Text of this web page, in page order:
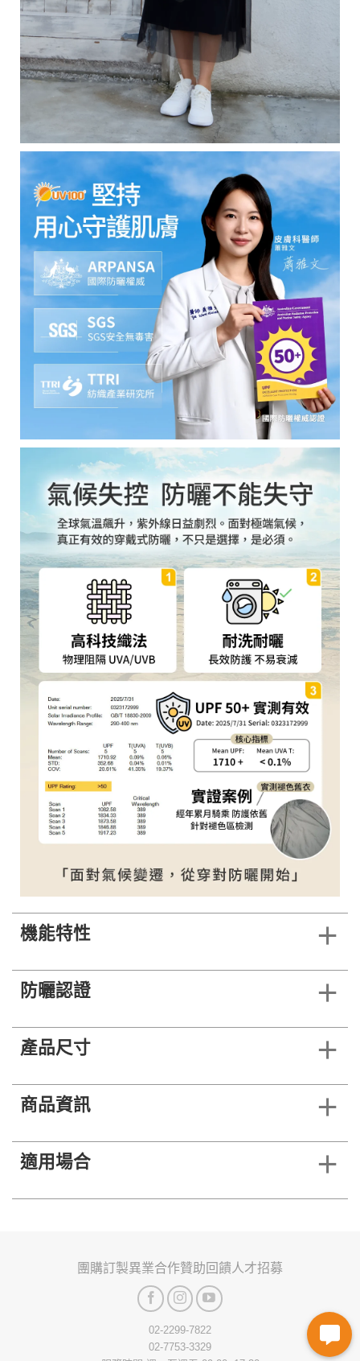
機能特性
防曬認證
產品尺寸
商品資訊
適用場合
團購訂製異業合作贊助回饋人才招募
02-2299-7822
02-7753-3329